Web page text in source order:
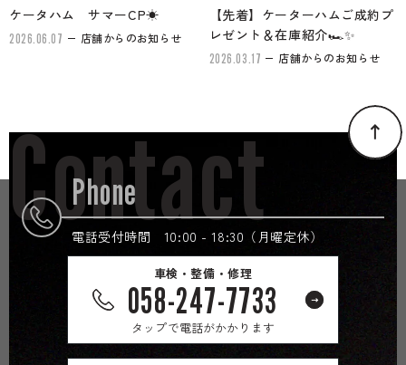
ケータハム サマーCP☀
2026.06.07 店舗からのお知らせ
【先着】ケーターハムご成約プ
レゼント＆在庫紹介🏎✨
2026.03.17 店舗からのお知らせ
Phone
電話受付時間 10:00 - 18:30（月曜定休）
車検・整備・修理
058-247-7733
タップで電話がかかります
Contact